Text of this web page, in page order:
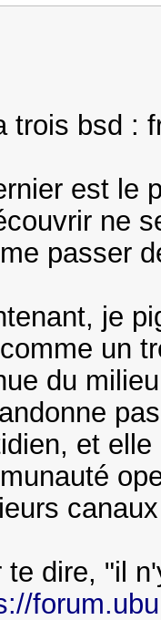
trois bsd :
est le
ne
passer
je
un
du
et
te dire, "il